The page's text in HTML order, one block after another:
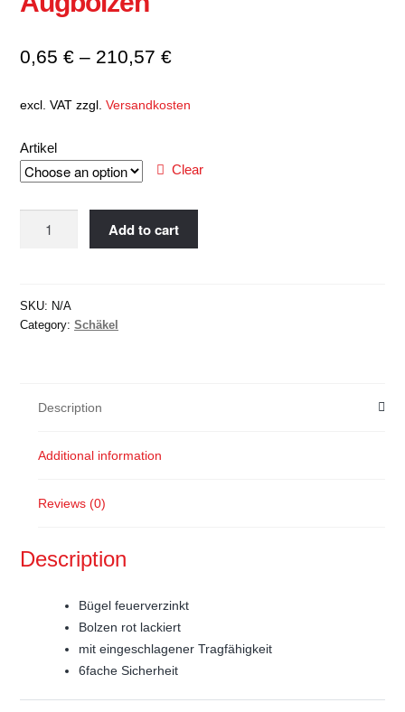
0,65 € – 210,57 €
excl. VAT zzgl. Versandkosten
Artikel
Clear
mit
Augbolzen
Add to cart
SKU: N/A
Category: Schäkel
Description
Additional information
Reviews (0)
Description
Bügel feuerverzinkt
Bolzen rot lackiert
mit eingeschlagener Tragfähigkeit
6fache Sicherheit